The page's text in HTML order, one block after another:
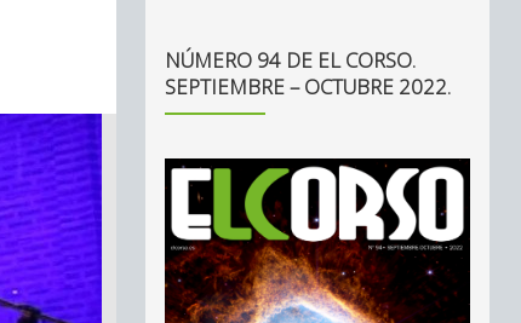
NÚMERO 94 DE EL CORSO.
SEPTIEMBRE – OCTUBRE 2022.